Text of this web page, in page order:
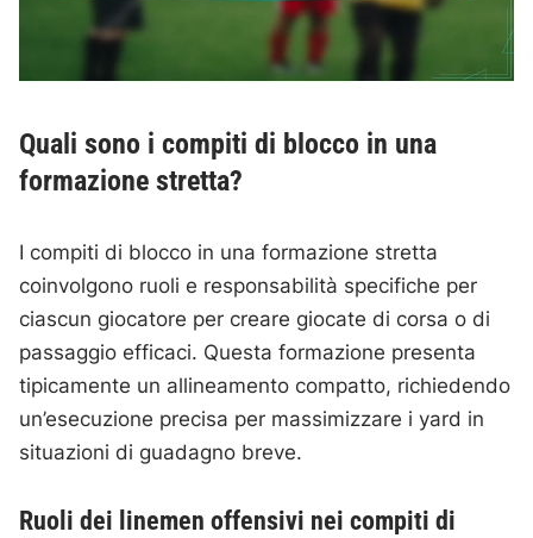
Quali sono i compiti di blocco in una
formazione stretta?
I compiti di blocco in una formazione stretta
coinvolgono ruoli e responsabilità specifiche per
ciascun giocatore per creare giocate di corsa o di
passaggio efficaci. Questa formazione presenta
tipicamente un allineamento compatto, richiedendo
un’esecuzione precisa per massimizzare i yard in
situazioni di guadagno breve.
Ruoli dei linemen offensivi nei compiti di